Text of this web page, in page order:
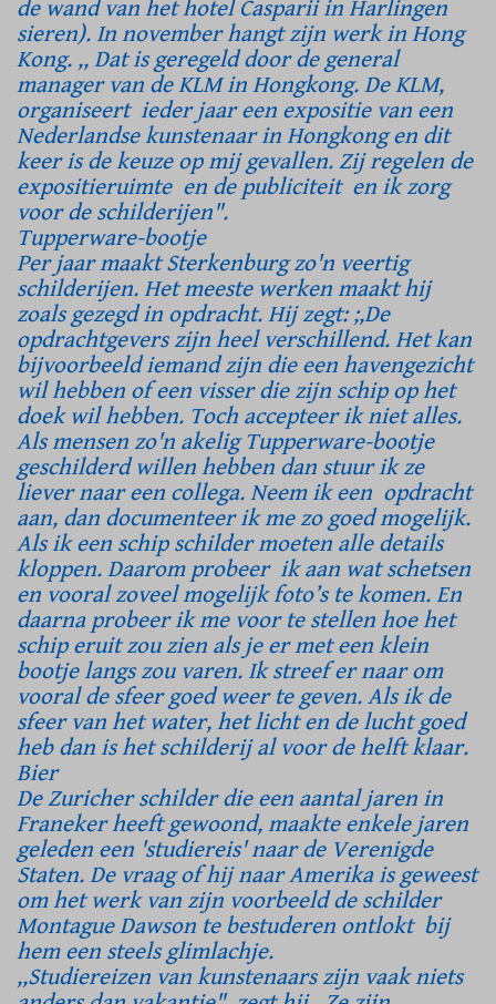
de wand van het hotel Casparii in Harlingen
sieren). In november hangt zijn werk in Hong
Kong. ,, Dat is geregeld door de general
manager van de KLM in Hongkong. De KLM,
organiseert ieder jaar een expositie van een
Nederlandse kunstenaar in Hongkong en dit
keer is de keuze op mij gevallen. Zij regelen de
expositieruimte en de publiciteit en ik zorg
voor de schilderijen".
Tupperware-bootje
Per jaar maakt Sterkenburg zo'n veertig
schilderijen. Het meeste werken maakt hij
zoals gezegd in opdracht. Hij zegt: ;,De
opdrachtgevers zijn heel verschillend. Het kan
bijvoorbeeld iemand zijn die een havengezicht
wil hebben of een visser die zijn schip op het
doek wil hebben. Toch accepteer ik niet alles.
Als mensen zo'n akelig Tupperware-bootje
geschilderd willen hebben dan stuur ik ze
liever naar een collega. Neem ik een opdracht
aan, dan documenteer ik me zo goed mogelijk.
Als ik een schip schilder moeten alle details
kloppen. Daarom probeer ik aan wat schetsen
en vooral zoveel mogelijk foto’s te komen. En
daarna probeer ik me voor te stellen hoe het
schip eruit zou zien als je er met een klein
bootje langs zou varen. Ik streef er naar om
vooral de sfeer goed weer te geven. Als ik de
sfeer van het water, het licht en de lucht goed
heb dan is het schilderij al voor de helft klaar.
Bier
De Zuricher schilder die een aantal jaren in
Franeker heeft gewoond, maakte enkele jaren
geleden een 'studiereis' naar de Verenigde
Staten. De vraag of hij naar Amerika is geweest
om het werk van zijn voorbeeld de schilder
Montague Dawson te bestuderen ontlokt bij
hem een steels glimlachje.
,,Studiereizen van kunstenaars zijn vaak niets